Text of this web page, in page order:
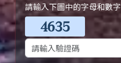
請輸入下圖中的字母和數字